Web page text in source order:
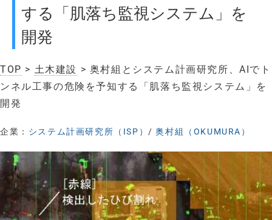
する「肌落ち監視システム」を
開発
TOP > 土木建設 > 奥村組とシステム計画研究所、AIでト
ンネル工事の危険を予知する「肌落ち監視システム」を
開発
企業： システム計画研究所（ISP）/奥村組（OKUMURA）